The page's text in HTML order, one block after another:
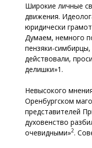
Широкие личные
движения.
юридически
Думаем, немного
пензяки-
действовали,
делишки»1.
Невысокого
Оренбургском
представителей
духовенство
очевидными»2.